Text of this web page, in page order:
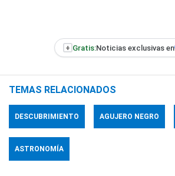
+ Gratis:Noticias exclusivas en
TEMAS RELACIONADOS
DESCUBRIMIENTO AGUJERO NEGRO
ASTRONOMÍA